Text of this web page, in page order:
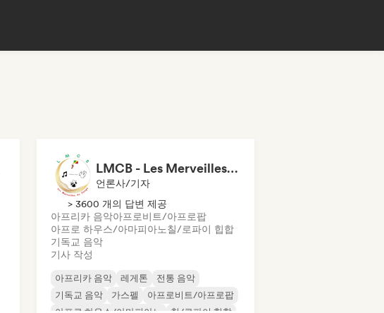
LMCB - Les Merveilles du Congo 🇨🇬
언론사/기자
> 3600 개의 답변 제공
아프리카 음악아프로비트/아프로팝
아프로 하우스/아마피아노칠/로파이 힙합
기독교 음악
기사 작성
아프리카 음악 레게톤
전통 음악
기독교 음악
가스펠
아프로비트/아프로팝